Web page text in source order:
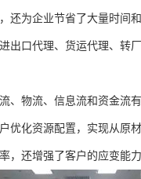
还为企业节省了大量时间和
出口代理、货运代理、转
、物流、信息流和资金流
优化资源配置，实现从原
，还增强了客户的应变能力